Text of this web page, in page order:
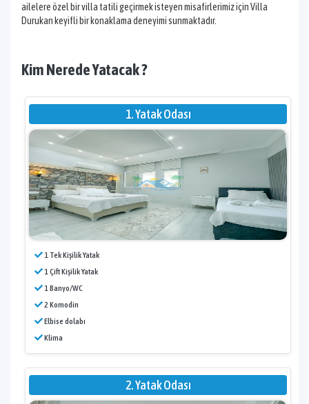
ailelere özel bir villa tatili geçirmek isteyen misafirlerimiz için Villa
Durukan keyifli bir konaklama deneyimi sunmaktadır.
Kim Nerede Yatacak ?
1. Yatak Odası
1 Tek Kişilik Yatak
1 Çift Kişilik Yatak
1 Banyo/WC
2 Komodin
Elbise dolabı
Klima
2. Yatak Odası